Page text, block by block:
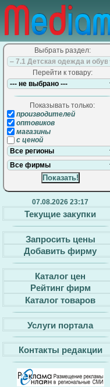
Выбрать раздел:
Перейти к товару:
Показывать только:
производителей
оптовиков
магазины
с ценой
07.08.2026 23:17
Текущие закупки
Запросить цены
Добавить фирму
Каталог цен
Рейтинг фирм
Каталог товаров
Услуги портала
Контакты редакции